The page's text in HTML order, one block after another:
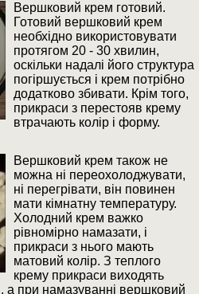
Вершковий крем готовий.
Готовий вершковий крем
необхідно використовувати
протягом 20 - 30 хвилин,
оскільки надалі його структура
погіршується і крем потрібно
додатково збивати. Крім того,
прикраси з перестояв крему
втрачають колір і форму.
Вершковий крем також не
можна ні переохолоджувати,
ні перегрівати, він повинен
мати кімнатну температуру.
Холодний крем важко
рівномірно намазати, і
прикраси з нього мають
матовий колір. З теплого
крему прикраси виходять
а при намазуванні вершковий